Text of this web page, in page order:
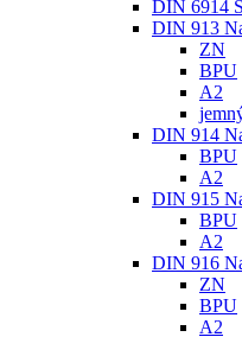
DIN 6914
DIN 913
ZN
BPU
A2
DIN 914
BPU
A2
DIN 915
BPU
A2
DIN 916
ZN
BPU
A2